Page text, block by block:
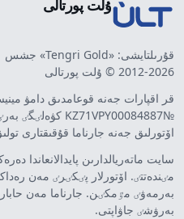
ۇلت پورتالى
قۇرىلتايشى: «Tengri Gold» جشس
2012-2026 © ۇلت پورتالى
قر اقپارات جەنە قوعامدىق دامۋ
№KZ71VPY00084887 كۋەلٸگٸ بەرٸلگەن.
اۆتورلىق جەنە جارناما قۇقىقتارى
سايت ماتەريالدارىن پايدالانعاندا
مٸندەتتٸ. اۆتورلار پٸكٸرٸ مەن
بەرمەۋٸ مٷمكٸن. جارناما مەن
بەرۋشٸ جاۋاپتى.